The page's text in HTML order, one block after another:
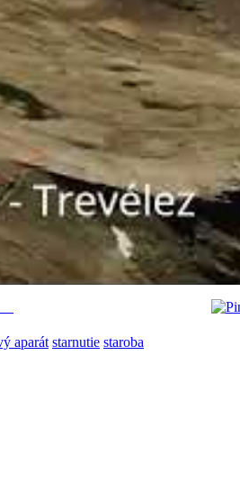
aparát starnutie staroba